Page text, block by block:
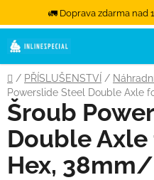
🚛 Doprava zdarma nad
Přejít na obsah
Domů
/ PŘÍSLUŠENSTVÍ /
Powerslide Steel Double Axle
Šroub
Double
Hex,